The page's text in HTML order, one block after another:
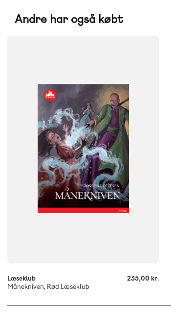
Andre har også købt
4. klasse 5. klasse 6. klasse
Flergangsbog
9788723540584
Læseklub
Månekniven, Rød Læseklub
235,00 kr.